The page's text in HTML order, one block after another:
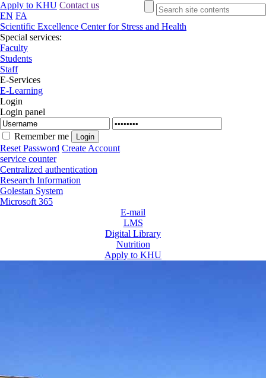
Apply to KHU Contact us
EN FA
Scientific Excellence Center for Stress and Health
Special services:
Faculty
Students
Staff
E-Services
E-Learning
Login
Login panel
Remember me
Reset Password Create Account
service counter
Centralized authentication
Research Information
Golestan System
Microsoft 365
E-mail
LMS
Digital Library
Nutrition
Apply to KHU